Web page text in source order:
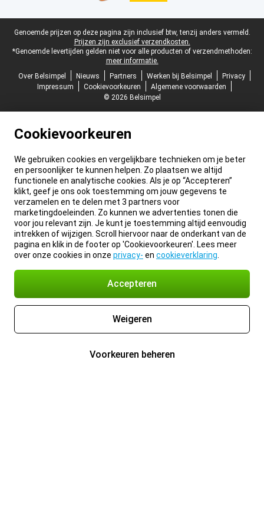
Juridische voettekst
Genoemde prijzen op deze pagina zijn inclusief btw, tenzij anders vermeld.
Prijzen zijn exclusief verzendkosten.
*Genoemde levertijden gelden niet voor alle producten of verzendmethoden:
meer informatie.
Over Belsimpel
Nieuws Partners Werken bij Belsimpel
Privacy
Impressum
Cookievoorkeuren
Algemene voorwaarden
© 2026 Belsimpel
Cookievoorkeuren
We gebruiken cookies en vergelijkbare technieken om je beter
en persoonlijker te kunnen helpen. Zo plaatsen we altijd
functionele en analytische cookies. Als je op “Accepteren”
klikt, geef je ons ook toestemming om jouw gegevens te
verzamelen en te delen met 3 partners voor
marketingdoeleinden. Zo kunnen we advertenties tonen die
voor jou relevant zijn. Je kunt je toestemming altijd eenvoudig
intrekken of wijzigen. Scroll hiervoor naar de onderkant van de
pagina en klik in de footer op 'Cookievoorkeuren'. Lees meer
over onze cookies in onze privacy- en cookieverklaring
Accepteren
Weigeren
Voorkeuren beheren